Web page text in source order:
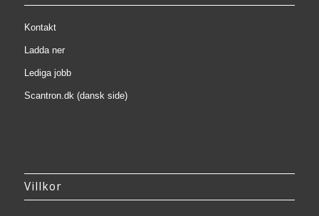
Kontakt
Ladda ner
Lediga jobb
Scantron.dk (dansk side)
Villkor